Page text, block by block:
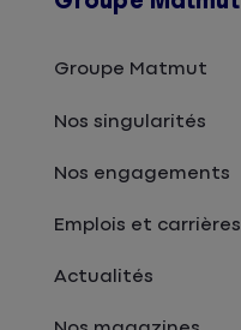
Groupe Matmut
Nos singularités
Nos engagements
Emplois et carrières
Actualités